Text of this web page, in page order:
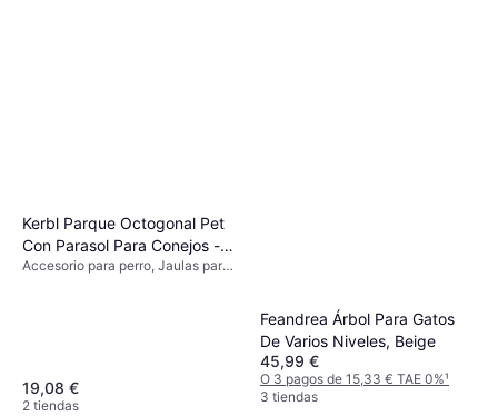
Kerbl Parque Octogonal Pet
Con Parasol Para Conejos -
Suelo De Nailon
Accesorio para perro, Jaulas para
19,08 €
2 tiendas
Feandrea Árbol Para Gatos
De Varios Niveles, Beige
45,99 €
O 3 pagos de 15,33 € TAE 0%¹
3 tiendas